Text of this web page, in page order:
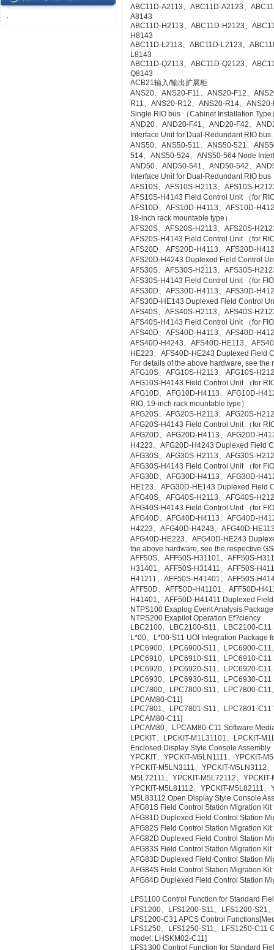
·
ABC11D-A2113、ABC11D-A2123、
A8143
ABC11D-H2113、ABC11D-H2123、
H8143
ABC11D-L2113、ABC11D-L2123、
L8143
ABC11D-Q2113、ABC11D-Q2123、
Q8143
ACB21输入/输出扩展柜
ANS20、ANS20-F11、ANS20-F12、
R11、ANS20-R12、ANS20-R14、
Single RIO bus （Cabinet Installation Type
AND20、AND20-F41、AND20-F42、
Interface Unit for Dual-Redundant RIO
ANS50、ANS50-511、ANS50-521、
514、ANS50-524、ANS50-564 Node
AND50、AND50-541、AND50-542、
Interface Unit for Dual-Redundant RIO
AFS10S、AFS10S-H2113、AFS10S-
AFS10S-H4143 Field Control Unit （for
AFS10D、AFS10D-H4113、AFS10D-
19-inch rack mountable type）
AFS20S、AFS20S-H2113、AFS20S-
AFS20S-H4143 Field Control Unit （for
AFS20D、AFS20D-H4113、AFS20D-
AFS20D-H4243 Duplexed Field Control
AFS30S、AFS30S-H2113、AFS30S-
AFS30S-H4143 Field Control Unit （for
AFS30D、AFS30D-H4113、AFS30D-
AFS30D-HE143 Duplexed Field Control
AFS40S、AFS40S-H2113、AFS40S-
AFS40S-H4143 Field Control Unit （for
AFS40D、AFS40D-H4113、AFS40D-
AFS40D-H4243、AFS40D-HE113、
HE223、AFS40D-HE243 Duplexed Field
For details of the above hardware, see the
AFG10S、AFG10S-H2113、AFG10S-
AFG10S-H4143 Field Control Unit （for
AFG10D、AFG10D-H4113、AFG10D-
RIO, 19-inch rack mountable type）
AFG20S、AFG20S-H2113、AFG20S-
AFG20S-H4143 Field Control Unit （for
AFG20D、AFG20D-H4113、AFG20D-
H4223、AFG20D-H4243 Duplexed Field
AFG30S、AFG30S-H2113、AFG30S-
AFG30S-H4143 Field Control Unit （for
AFG30D、AFG30D-H4113、AFG30D-
HE123、AFG30D-HE143 Duplexed Field
AFG40S、AFG40S-H2113、AFG40S-
AFG40S-H4143 Field Control Unit （for
AFG40D、AFG40D-H4113、AFG40D-
H4223、AFG40D-H4243、AFG40D-
AFG40D-HE223、AFG40D-HE243
the above hardware, see the respective
AFF50S、AFF50S-H31101、AFF50S-
H31401、AFF50S-H31411、AFF50S-
H41211、AFF50S-H41401、AFF50S-
AFF50D、AFF50D-H41101、AFF50D-
H41401、AFF50D-H41411 Duplexed
NTPS100 Exaplog Event Analysis Package
NTPS200 Exapilot Operation Ef?ciency
LBC2100、LBC2100-S11、LBC2100-
L*00、L*00-S11 UOI Integration Package
LPC6900、LPC6900-S11、LPC6900-
LPC6910、LPC6910-S11、LPC6910-
LPC6920、LPC6920-S11、LPC6920-
LPC6930、LPC6930-S11、LPC6930-
LPC7800、LPC7800-S11、LPC7800-
LPCAM80-C11]
LPC7801、LPC7801-S11、LPC7801-
LPCAM80-C11]
LPCAM80、LPCAM80-C11 Software
LPCKIT、LPCKIT-M1L31101、LPCKIT-
Enclosed Display Style Console Assembly
YPCKIT、YPCKIT-M5LN1111、YPCKIT-
YPCKIT-M5LN3111、YPCKIT-M5LN3112
M5L72111、YPCKIT-M5L72112、
YPCKIT-M5L81112、YPCKIT-M5L82111
M5L83112 Open Display Style Console
AFG81S Field Control Station Migration Kit
AFG81D Duplexed Field Control Station
AFG82S Field Control Station Migration Kit
AFG82D Duplexed Field Control Station
AFG83S Field Control Station Migration Kit
AFG83D Duplexed Field Control Station
AFG84S Field Control Station Migration Kit
AFG84D Duplexed Field Control Station
LFS1100 Control Function for Standard
LFS1200、LFS1200-S11、LFS1200-S21
LFS1200-C31 APCS Control
LFS1250、LFS1250-S11、LFS1250-C11
model: LHSKM02-C11]
LFS1300 Control Function for Standard